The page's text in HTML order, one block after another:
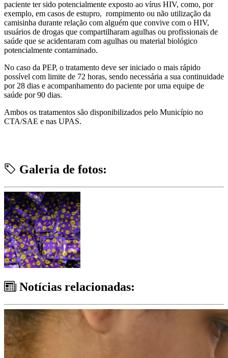
paciente ter sido potencialmente exposto ao vírus HIV, como, por
exemplo, em casos de estupro, rompimento ou não utilização da
camisinha durante relação com alguém que convive com o HIV,
usuários de drogas que compartilharam agulhas ou profissionais de
saúde que se acidentaram com agulhas ou material biológico
potencialmente contaminado.
No caso da PEP, o tratamento deve ser iniciado o mais rápido
possível com limite de 72 horas, sendo necessária a sua continuidade
por 28 dias e acompanhamento do paciente por uma equipe de
saúde por 90 dias.
Ambos os tratamentos são disponibilizados pelo Município no
CTA/SAE e nas UPAS.
Galeria de fotos:
Notícias relacionadas: